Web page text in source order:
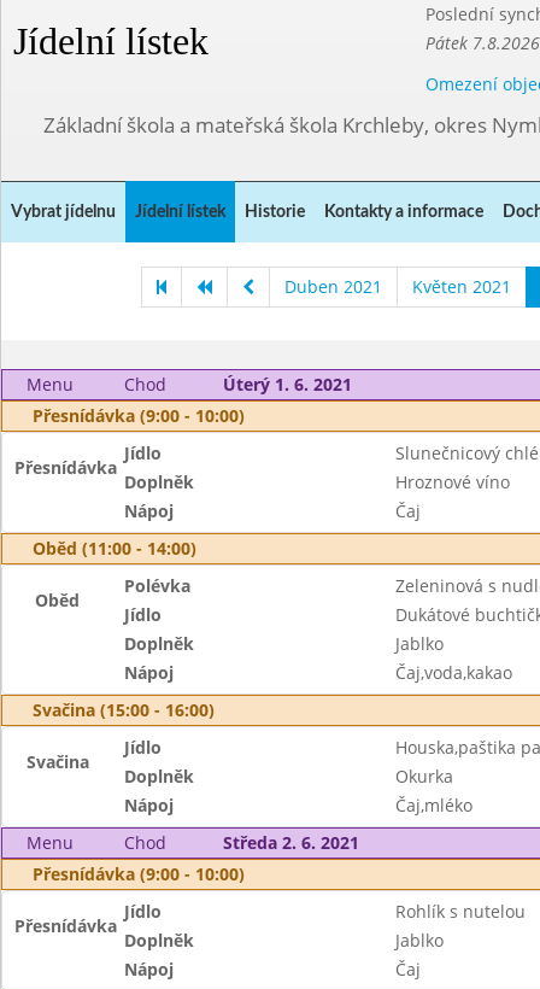
Jídelní lístek
Poslední
Pátek
Omezení
Základní škola a mateřská škola Krchleby, okres
Vybrat jídelnu Jídelní lístek Historie Kontakty a informace
Duben 2021 Květen 2021
Menu Chod
Úterý 1. 6. 2021
Přesnídávka (9:00 - 10:00)
Přesnídávka
Jídlo
Slunečnicový
Doplněk
Hroznové víno
Nápoj
Čaj
Oběd (11:00 - 14:00)
Oběd
Polévka
Zeleninová s
Jídlo
Dukátové
Doplněk
Jablko
Nápoj
Čaj,voda,kakao
Svačina (15:00 - 16:00)
Svačina
Jídlo
Houska,paštika
Doplněk
Okurka
Nápoj
Čaj,mléko
Menu
Chod
Středa 2. 6. 2021
Přesnídávka (9:00 - 10:00)
Přesnídávka
Jídlo
Rohlík s nutelou
Doplněk
Jablko
Nápoj
Čaj